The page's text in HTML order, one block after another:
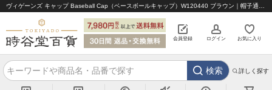
会員登録 ログイン お気に入り
検索 詳しく探す